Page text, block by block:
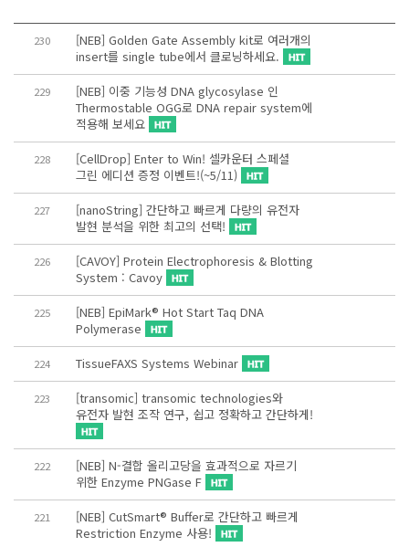
230
[NEB] Golden Gate Assembly kit로 여러개의
insert를 single tube에서 클로닝하세요.
229
[NEB] 이중 기능성 DNA glycosylase 인
Thermostable OGG로 DNA repair system에
적용해 보세요
228
[CellDrop] Enter to Win! 셀카운터 스페셜
그린 에디션 증정 이벤트!(~5/11)
227
[nanoString] 간단하고 빠르게 다량의 유전자
발현 분석을 위한 최고의 선택!
226
[CAVOY] Protein Electrophoresis & Blotting
System : Cavoy
225
[NEB] EpiMark® Hot Start Taq DNA
Polymerase
224 TissueFAXS Systems Webinar
223
[transomic] transomic technologies와
유전자 발현 조작 연구, 쉽고 정확하고 간단하게!
222
[NEB] N-결합 올리고당을 효과적으로 자르기
위한 Enzyme PNGase F
221
[NEB] CutSmart® Buffer로 간단하고 빠르게
Restriction Enzyme 사용!